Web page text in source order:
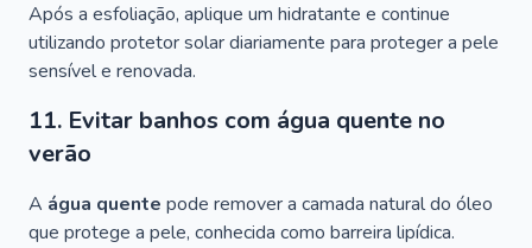
Após a esfoliação, aplique um hidratante e continue
utilizando protetor solar diariamente para proteger a pele
sensível e renovada.
11. Evitar banhos com água quente no
verão
A água quente pode remover a camada natural do óleo
que protege a pele, conhecida como barreira lipídica.